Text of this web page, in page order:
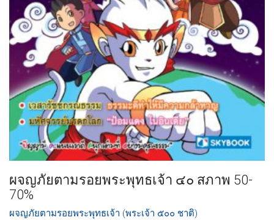
ผจญภัยตามรอยพระพุทธเจ้า ๔๐ สภาพ 50-
70%
ผจญภัยตามรอยพระพุทธเจ้า (พระเจ้า ๕๐๐ ชาติ)